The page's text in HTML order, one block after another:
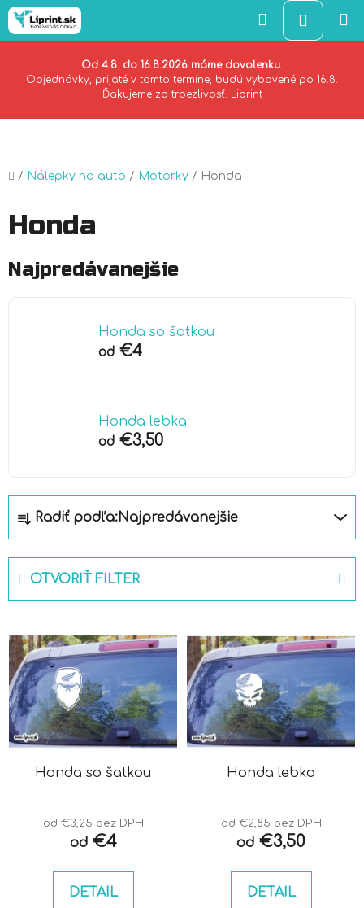
Od 4.8. do 16.8.2026 máme dovolenku.
Objednávky, prijaté v tomto termíne, budú vybavené po 16.8.
Ďakujeme za trpezlivosť. Liprint
Hľadať
KOŠÍK
Domov
/ Nálepky na auto / Motorky / Honda
Honda
Najpredávanejšie
Honda so šatkou
od €4
Honda lebka
od €3,50
a
d
n
e
p
r
o
d
u
Radiť podľa:Najpredávanejšie
OTVORIŤ FILTER
V
ý
p
i
s
p
r
Honda so šatkou
od €3,25 bez DPH
od€4
DETAIL
Honda lebka
od €2,85 bez DPH
od €3,50
DETAIL